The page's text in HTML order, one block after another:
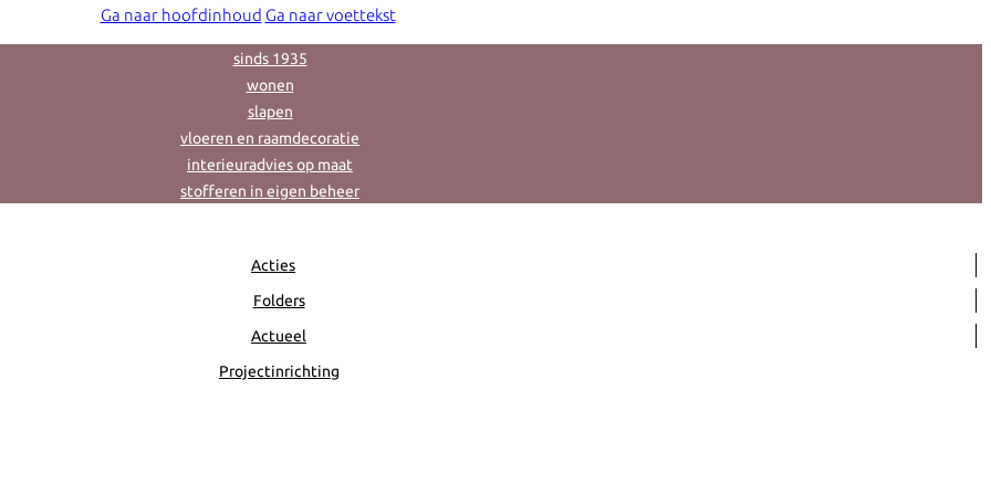
Ga naar hoofdinhoud Ga naar voettekst
sinds 1935
wonen
slapen
vloeren en raamdecoratie
interieuradvies op maat
stofferen in eigen beheer
Acties
Folders
Actueel
Projectinrichting